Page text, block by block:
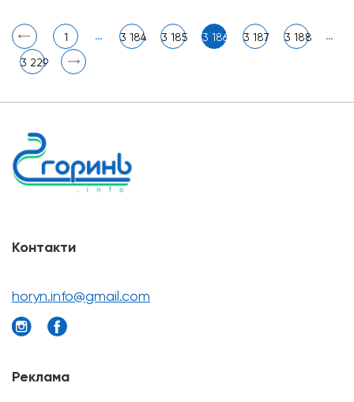
1 … 3 184 3 185 3 186 3 187 3 188 …
3 229
Контакти
horyn.info@gmail.com
Реклама